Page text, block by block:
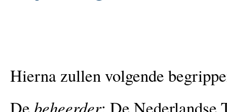
Hierna zullen volgende